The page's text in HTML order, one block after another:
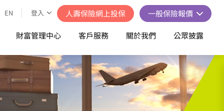
EN 登入 人壽保險網上投保 一般保險報價
財富管理中心 客戶服務 關於我們 公眾披露